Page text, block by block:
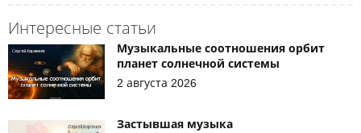
Интересные статьи
Музыкальные соотношения орбит
планет солнечной системы
2 августа 2026
Застывшая музыка